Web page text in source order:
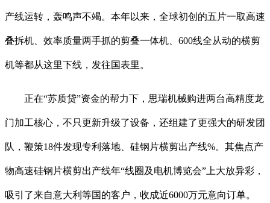
产线运转，轰鸣声不竭。本年以来，全球初创的五片一取高速
叠拆机、效率质量两手抓的剪叠一体机、600线全从动的横剪
机等都从这里下线，发往国表里。
正在“苏质贷”资金的帮力下，思瑞机械购进两台高精度龙
门加工核心，不只更新升级了设备，还组建了更强大的研发团
队，鞭策18件发现专利落地、硅钢片横剪出产线%。其焦点产
物高速硅钢片横剪出产线年“线圈及电机博览会”上大放异彩，
吸引了来自意大利等国的客户，收成近6000万元意向订单。